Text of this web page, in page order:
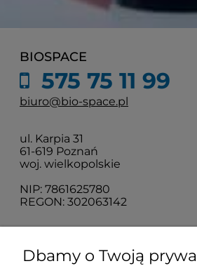
BIOSPACE
575 75 11 99
biuro@bio-space.pl
ul. Karpia 31
61-619 Poznań
woj. wielkopolskie
NIP: 7861625780
REGON: 302063142
O nas
Dbamy o Twoją